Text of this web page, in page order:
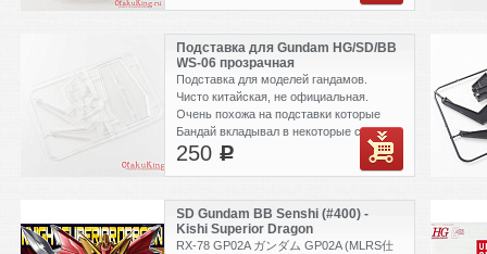
Подставка для Gundam HG/SD/BB
WS-06 прозрачная
Подставка для моделей гандамов.
Чисто китайская, не официальная.
Очень похожа на подставки которые
Бандай вкладывал в некоторые свои
модели. Некоторые гандам модели идут
250 c
SD Gundam BB Senshi (#400) -
Kishi Superior Dragon
RX-78 GP02A ガンダム GP02A (MLRS仕